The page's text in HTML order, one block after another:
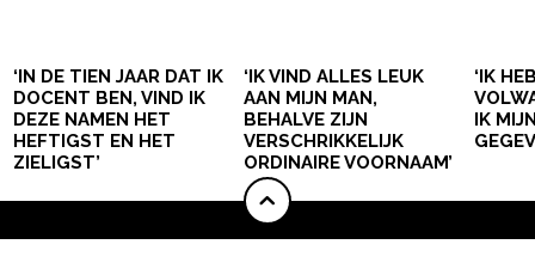
‘IN DE TIEN JAAR DAT IK
DOCENT BEN, VIND IK
DEZE NAMEN HET
HEFTIGST EN HET
ZIELIGST’
‘IK VIND ALLES LEUK
AAN MIJN MAN,
BEHALVE ZIJN
VERSCHRIKKELIJK
ORDINAIRE VOORNAAM’
‘IK
IK